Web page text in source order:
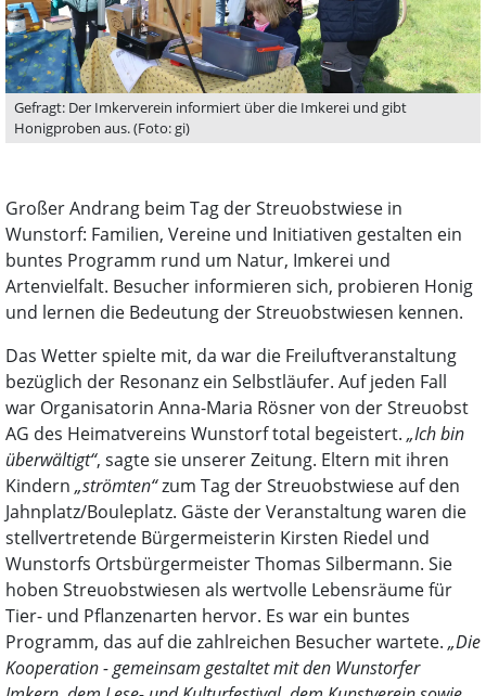
Gefragt: Der Imkerverein informiert über die Imkerei und gibt
Honigproben aus. (Foto: gi)
Großer Andrang beim Tag der Streuobstwiese in
Wunstorf: Familien, Vereine und Initiativen gestalten ein
buntes Programm rund um Natur, Imkerei und
Artenvielfalt. Besucher informieren sich, probieren Honig
und lernen die Bedeutung der Streuobstwiesen kennen.
Das Wetter spielte mit, da war die Freiluftveranstaltung
bezüglich der Resonanz ein Selbstläufer. Auf jeden Fall
war Organisatorin Anna-Maria Rösner von der Streuobst
AG des Heimatvereins Wunstorf total begeistert. „Ich bin
überwältigt“, sagte sie unserer Zeitung. Eltern mit ihren
Kindern „strömten“zum Tag der Streuobstwiese auf den
Jahnplatz/Bouleplatz. Gäste der Veranstaltung waren die
stellvertretende Bürgermeisterin Kirsten Riedel und
Wunstorfs Ortsbürgermeister Thomas Silbermann. Sie
hoben Streuobstwiesen als wertvolle Lebensräume für
Tier- und Pflanzenarten hervor. Es war ein buntes
Programm, das auf die zahlreichen Besucher wartete. „Die
Kooperation - gemeinsam gestaltet mit den Wunstorfer